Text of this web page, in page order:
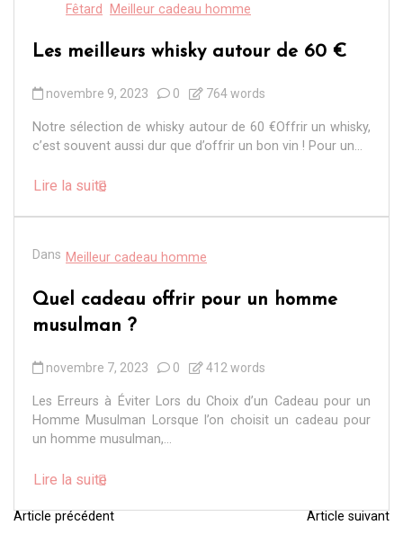
Fêtard
Meilleur cadeau homme
Les meilleurs whisky autour de 60 €
novembre 9, 2023 0 764 words
Notre sélection de whisky autour de 60 €Offrir un whisky,
c’est souvent aussi dur que d’offrir un bon vin ! Pour un...
Lire la suite
Dans Meilleur cadeau homme
Quel cadeau offrir pour un homme
musulman ?
novembre 7, 2023 0 412 words
Les Erreurs à Éviter Lors du Choix d’un Cadeau pour un
Homme Musulman Lorsque l’on choisit un cadeau pour
un homme musulman,...
Lire la suite
N
Article précédent Article suivant